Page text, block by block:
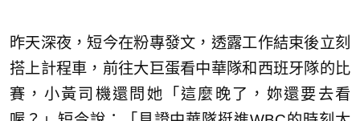
昨天深夜，短今在粉專發文，透露工作結束後立刻
搭上計程車，前往大巨蛋看中華隊和西班牙隊的比
賽，小黃司機還問她「這麼晚了，妳還要去看